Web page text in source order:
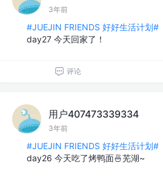
3年前
#JUEJIN FRIENDS 好好生活计划#
day27 今天回家了！
评论
用户407473339334
3年前
#JUEJIN FRIENDS 好好生活计划#
day26 今天吃了烤鸭面🍜芜湖~